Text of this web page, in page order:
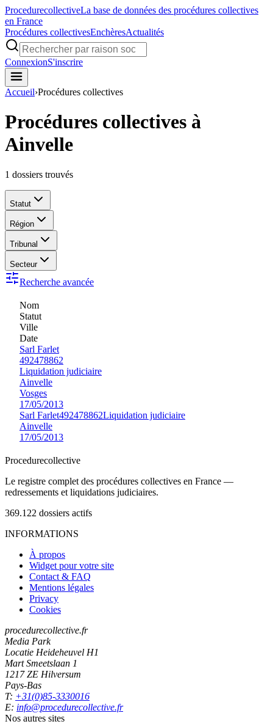
ProcedurecollectiveLa base de données des procédures collectives
en France
Procédures collectivesEnchèresActualités
ConnexionS'inscrire
Accueil›Procédures collectives
Procédures collectives à
Ainvelle
1 dossiers trouvés
Statut
Région
Tribunal
Secteur
Recherche avancée
Nom
Statut
Ville
Date
Sarl Farlet
492478862
Liquidation judiciaire
Ainvelle
Vosges
17/05/2013
Sarl Farlet492478862Liquidation judiciaire
Ainvelle
17/05/2013
Procedurecollective
Le registre complet des procédures collectives en France —
redressements et liquidations judiciaires.
369.122 dossiers actifs
INFORMATIONS
À propos
Widget pour votre site
Contact & FAQ
Mentions légales
Privacy
Cookies
procedurecollective.fr
Media Park
Locatie Heideheuvel H1
Mart Smeetslaan 1
1217 ZE Hilversum
Pays-Bas
T: +31(0)85-3330016
E: info@procedurecollective.fr
Nos autres sites